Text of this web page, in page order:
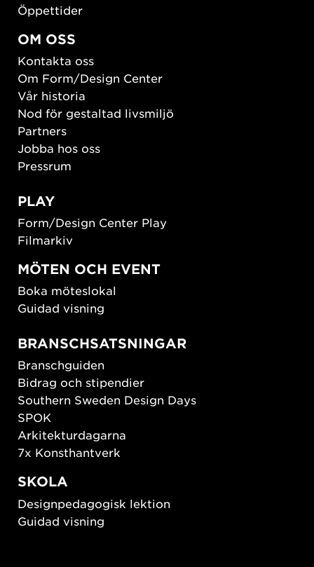
Öppettider
OM OSS
Kontakta oss
Om Form/Design Center
Vår historia
Nod för gestaltad livsmiljö
Partners
Jobba hos oss
Pressrum
PLAY
Form/Design Center Play
Filmarkiv
MÖTEN OCH EVENT
Boka möteslokal
Guidad visning
BRANSCHSATSNINGAR
Branschguiden
Bidrag och stipendier
Southern Sweden Design Days
SPOK
Arkitekturdagarna
7x Konsthantverk
SKOLA
Designpedagogisk lektion
Guidad visning